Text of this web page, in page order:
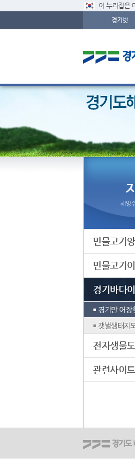
이 누리집은
경기넷
해양
민물고기
민물고기
경기바다
경기만 어장
갯벌생태지
전자생물
관련사이트